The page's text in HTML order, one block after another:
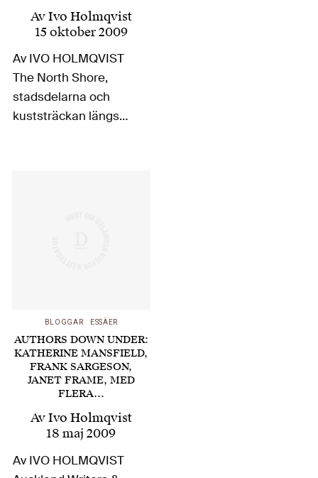
AvIvo Holmqvist
15 oktober 2009
Av IVO HOLMQVIST
The North Shore,
stadsdelarna och
kuststräckan längs
BLOGGAR ESSÄER
AUTHORS DOWN UNDER:
KATHERINE MANSFIELD,
FRANK SARGESON,
JANET FRAME, MED
FLERA…
AvIvo Holmqvist
18 maj 2009
Av IVO HOLMQVIST